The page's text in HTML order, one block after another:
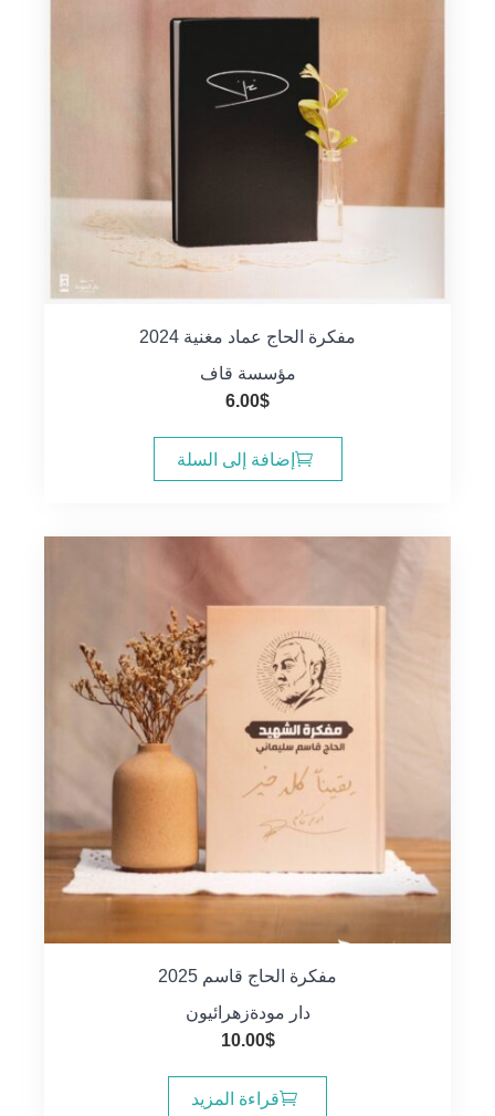
مفكرة الحاج عماد مغنية 2024
مؤسسة قاف
6.00$
إضافة إلى السلة
مفكرة الحاج قاسم 2025
دار مودةزهرائيون
10.00$
قراءة المزيد